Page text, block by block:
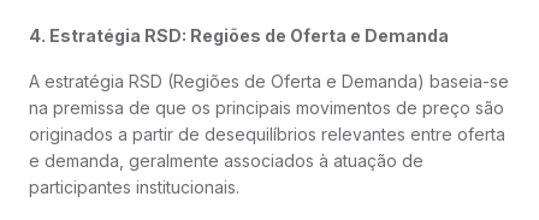
4. Estratégia RSD: Regiões de Oferta e Demanda
A estratégia RSD (Regiões de Oferta e Demanda) baseia-se
na premissa de que os principais movimentos de preço são
originados a partir de desequilíbrios relevantes entre oferta
e demanda, geralmente associados à atuação de
participantes institucionais.